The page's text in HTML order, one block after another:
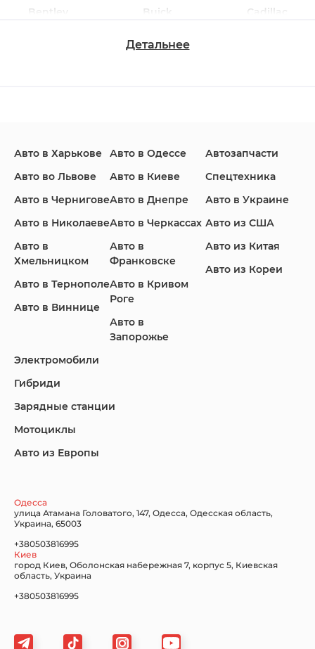
Bentley Buick Cadillac
Infiniti Jaguar Jeep
Land Rover
Lincoln
Subaru Tesla Toyota
Volkswagen Volvo
Детальнее
Авто в Харькове
Авто во Львове
Авто в Чернигове
Авто в Николаеве
Авто в
Хмельницком
Авто в Тернополе
Авто в Виннице
Авто в Одессе
Авто в Киеве
Авто в Днепре
Авто в Черкассах
Авто в
Франковске
Авто в Кривом
Роге
Авто в
Запорожье
Автозапчасти
Спецтехника
Авто в Украине
Авто из США
Авто из Китая
Авто из Кореи
Электромобили
Гибриди
Зарядные станции
Мотоциклы
Авто из Европы
Одесса
улица Атамана Головатого, 147, Одесса, Одесская область,
Украина, 65003
+380503816995
Киев
город Киев, Оболонская набережная 7, корпус 5, Киевская
область, Украина
+380503816995